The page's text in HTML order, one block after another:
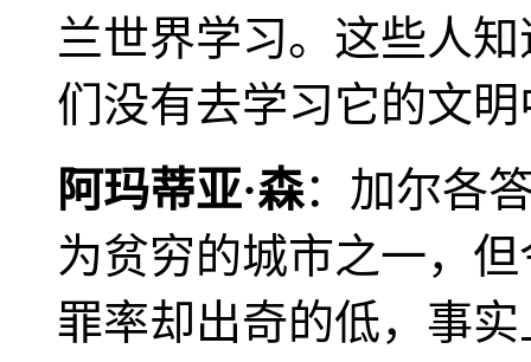
兰世界学习。这些人
们没有去学习它的文
阿玛蒂亚·森：加尔各
为贫穷的城市之一，
罪率却出奇的低，事